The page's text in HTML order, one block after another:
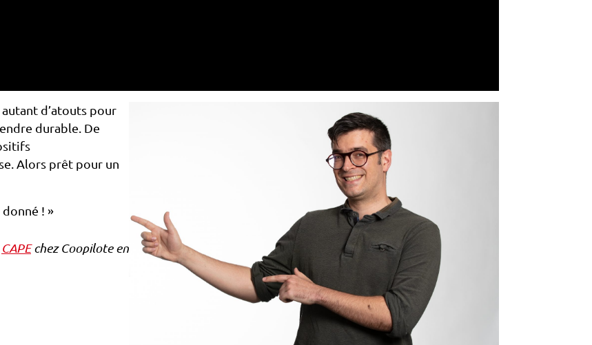
d’atouts pour
durable. De
Alors prêt pour un
! »
CAPEchez Coopilote en